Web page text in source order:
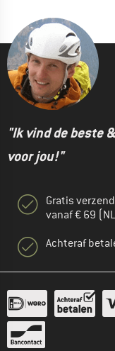
"Ik vind de beste
voor jou!"
Gratis
vanaf € 69
Achteraf